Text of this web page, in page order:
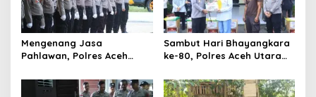
Mengenang Jasa
Pahlawan, Polres Aceh
di TMP Dalam Rangka Hari
Bhayangkara ke-80
Sambut Hari Bhayangkara
ke-80, Polres Aceh Utara
Masyarakat Pekerja Harian
Lepas